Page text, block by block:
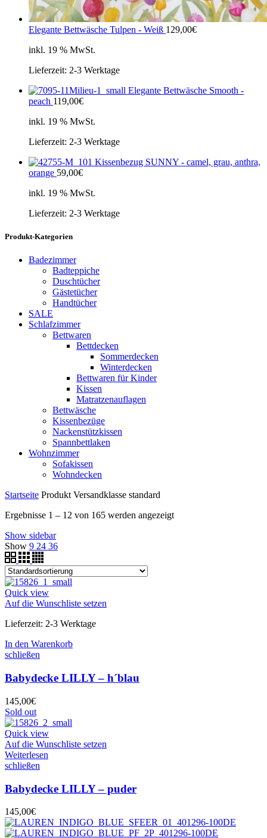
Elegante Bettwäsche Tulpen - Weiß 129,00€
inkl. 19 % MwSt.
Lieferzeit: 2-3 Werktage
Elegante Bettwäsche Smooth -
peach 119,00€
inkl. 19 % MwSt.
Lieferzeit: 2-3 Werktage
Kissenbezug SUNNY - camel, grau, anthra,
orange 59,00€
inkl. 19 % MwSt.
Lieferzeit: 2-3 Werktage
Produkt-Kategorien
Badezimmer
Badteppiche
Duschtücher
Gästetücher
Handtücher
SALE
Schlafzimmer
Bettwaren
Bettdecken
Sommerdecken
Winterdecken
Bettwaren für Kinder
Kissen
Matratzenauflagen
Bettwäsche
Kissenbezüge
Nackenstützkissen
Spannbettlaken
Wohnzimmer
Sofakissen
Wohndecken
Startseite Produkt Versandklasse standard
Ergebnisse 1 – 12 von 165 werden angezeigt
Show sidebar
Show 9 24 36
Quick view
Auf die Wunschliste setzen
Lieferzeit: 2-3 Werktage
In den Warenkorb
schließen
Babydecke LILLY – h´blau
145,00€
Sold out
Quick view
Auf die Wunschliste setzen
Weiterlesen
schließen
Babydecke LILLY – puder
145,00€